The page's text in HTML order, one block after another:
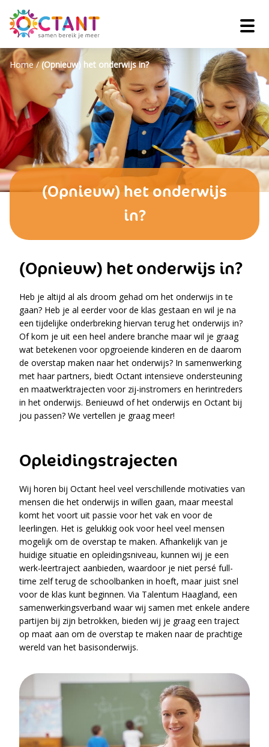
Home/(Opnieuw) het onderwijs in?
(Opnieuw) het onderwijs
in?
(Opnieuw) het onderwijs in?
Heb je altijd al als droom gehad om het onderwijs in te
gaan? Heb je al eerder voor de klas gestaan en wil je na
een tijdelijke onderbreking hiervan terug het onderwijs in?
Of kom je uit een heel andere branche maar wil je graag
wat betekenen voor opgroeiende kinderen en de daarom
de overstap maken naar het onderwijs? In samenwerking
met haar partners, biedt Octant intensieve ondersteuning
en maatwerktrajecten voor zij-instromers en herintreders
in het onderwijs. Benieuwd of het onderwijs en Octant bij
jou passen? We vertellen je graag meer!
Opleidingstrajecten
Wij horen bij Octant heel veel verschillende motivaties van
mensen die het onderwijs in willen gaan, maar meestal
komt het voort uit passie voor het vak en voor de
leerlingen. Het is gelukkig ook voor heel veel mensen
mogelijk om de overstap te maken. Afhankelijk van je
huidige situatie en opleidingsniveau, kunnen wij je een
werk-leertraject aanbieden, waardoor je niet persé full-
time zelf terug de schoolbanken in hoeft, maar juist snel
voor de klas kunt beginnen. Via Talentum Haagland, een
samenwerkingsverband waar wij samen met enkele andere
partijen bij zijn betrokken, bieden wij je graag een traject
op maat aan om de overstap te maken naar de prachtige
wereld van het basisonderwijs.